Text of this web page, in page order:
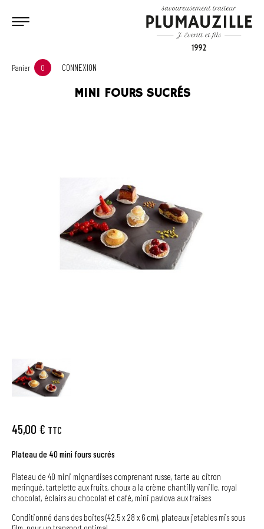
Panier 0 CONNEXION
MINI FOURS SUCRÉS
45,00 € TTC
Plateau de 40 mini fours sucrés
Plateau de 40 mini mignardises comprenant russe, tarte au citron
meringué, tartelette aux fruits, choux a la crème chantilly vanille, royal
chocolat, éclairs au chocolat et café, mini pavlova aux fraises
Conditionné dans des boites (42,5 x 28 x 6 cm), plateaux jetables mis sous